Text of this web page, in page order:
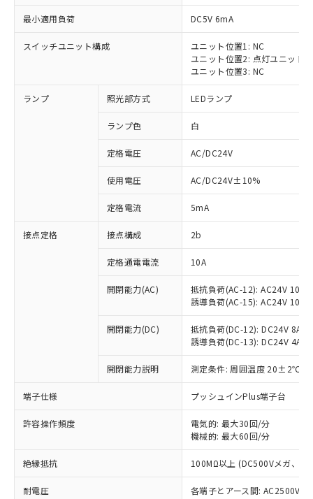
最小適用負荷 DC5V 6mA
スイッチユニット構成
ユニット位置1: NC
ユニット位置2: 点灯ユニット
ユニット位置3: NC
ランプ 照光部方式 LEDランプ
ランプ色 白
定格電圧 AC/DC24V
使用電圧 AC/DC24V±10%
定格電流 5mA
接点定格 接点構成 2b
定格通電電流 10A
開閉能力(AC)
抵抗負荷(AC-12): AC24V 10A/
誘導負荷(AC-15): AC24V
開閉能力(DC)
抵抗負荷(DC-12): DC24V 8A/
誘導負荷(DC-13): DC24V 4A/
開閉能力説明 測定条件: 周囲温度 20±2℃、
端子仕様 プッシュインPlus端子台
許容操作頻度
電気的: 最大30回/分
機械的: 最大60回/分
絶縁抵抗 100MΩ以上 (DC500Vメガ、点
耐電圧
各端子とアース間: AC2500V
ご利用条件
以下の条件をお読みいただき、同意のうえ
本サービスは、当社制御機器事業取扱
商品の当社在庫状況および標準価格
(税抜)を提供させていただくもので
当社制御機器事業取扱商品の中には、
本サービスの対象外となる商品もある
ことをご了承ください。
在庫状況および標準価格照会結果は、
記載している更新日時点での社内デー
タに基づき作成されるものであり、閲
覧された時点での実際の在庫および標
準価格とは異なる場合があることをご
対応済み：EU RoHS指令（10物質）の
非含有に対応した製品が提供可能な商品で
対応予定：EU RoHS指令（10物質）の非含
有に対応した製品に切り替える予定のある
対応予定なし：EU RoHS指令（10物質）の
非含有に非対応の商品で、対応品を出す予
調査・確認中：EU RoHS指令（10物質）の
非含有の対応状況を調査中または確認中の
非該当品：ライセンス料など無形物で、有
害物質有無と関係のない商品です。
仕入先様の事情により、非含有部品として
いたものが、含有品と判明した場合などや
むを得ず変更することがあります。
*EU RoHS指令（10物質）：
鉛(Pb) 1000ppm以下、 水銀(Hg) 1000ppm以下、 カド
六価クロム(Cr(Ⅵ)) 1000ppm以下、ポリ臭化ビフェニル
※1 中国RoHS○×表
「○」：最大均質材料含有率が中国RoHSの
基準値以下であることを示します。
「×」：最大均質材料含有率が中国RoHSの
基準値を超えていることを示します。
「－」：未確認です。当社販売部門へお問
*中国RoHS10物質の基準値 (GB/T26572)：
当社は、これら貴社製品のうち、外国
為替および外国貿易法に定める商品
（以下｢規制貨物等」という）を輸出
または国外への提供する場合は、日本
国政府の輸出許可(または役務取引許
可)を取得するなどの必要な手続きを